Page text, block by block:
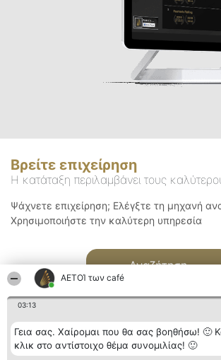
ΑΕΤΟΊ των café
03:13
Γεια σας. Χαίρομαι που θα σας βοηθήσω! 🙂
κλικ στο αντίστοιχο θέμα συνομιλίας! 🙂
Βρείτε επιχείρηση
Η κατάταξη περιλαμβάνει τους
Ψάχνετε επιχείρηση; Ελέγξτε τη μηχανή
Χρησιμοποιήστε την καλύτερη υπηρεσία
Αναζήτηση